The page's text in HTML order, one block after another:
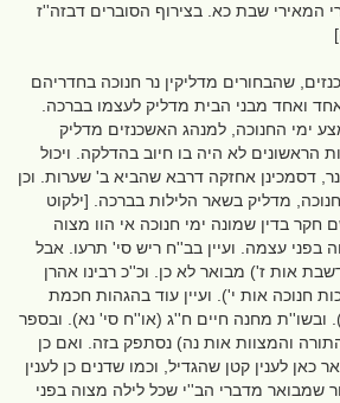
המאירי שבת כא. בצירוף הסוברים דבזה''ז
שהבחורים מדליקין נר חנוכה בחדריהם
ואחד מבני הבית מדליק לעצמו בברכה.
ימי החנוכה, למנהג האשכנזים מדליק
הראשונים לא היה בו חיוב בהדלקה. ויכול
דסמכינן אחזקה דרבא שהביא ב' שערות. וכן
מדליק בשאר הלילות בברכה. [ילקוט
בדין שמונה ימי חנוכה אי הוו מצוה
בפני עצמה. ועיין בב''ח ריש סי' תרעו. אבל
אות ז') מבואר לא כן. וכ''כ רבינו אהרן
חנוכה אות י'). ועיין עוד בהגהות חכמת
ובשו''ת מחנה חיים ח''ג (או''ח סי' נא). ובספר
והמצוות אות נה) נסתפק בזה. ואם כן
כאן לענין קטן שהגדיל, וכמו שדנים כן לענין
שמבואר מדברי הב''י שכל לילה מצוה בפני